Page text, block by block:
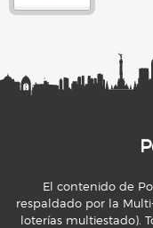
El contenido de
respaldado por la
loterías multiestado).